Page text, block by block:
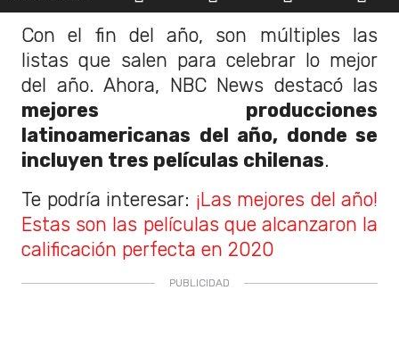
Con el fin del año, son múltiples las
listas que salen para celebrar lo mejor
del año. Ahora, NBC News destacó las
mejores producciones
latinoamericanas del año, donde se
incluyen tres películas chilenas.
Te podría interesar: ¡Las mejores del año!
Estas son las películas que alcanzaron la
calificación perfecta en 2020